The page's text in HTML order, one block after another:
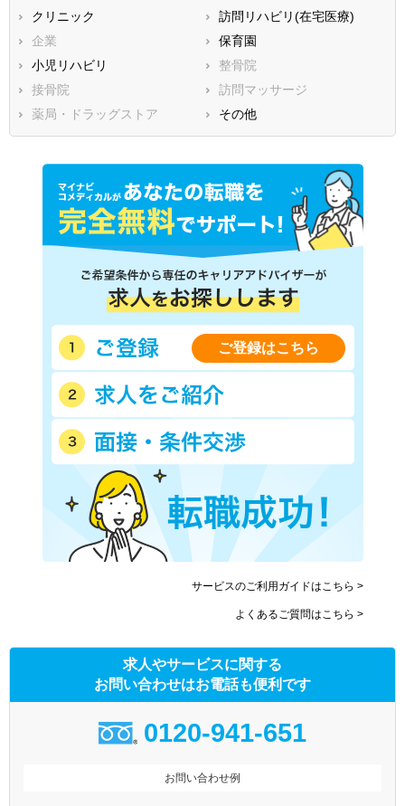
滋賀県
大阪府
兵庫県
鳥取県
広島県
徳島県
香川県
愛媛県
福岡県
佐賀県
長崎県
熊本県
大分県
宮崎県
鹿児島県
沖縄県
クリニック
訪問リハビリ(在宅医療)
企業
保育園
小児リハビリ
整骨院
接骨院
訪問マッサージ
薬局・ドラッグストア
その他
ご登録はこちら
サービスのご利用ガイドはこちら >
よくあるご質問はこちら >
求人やサービスに関する
お問い合わせはお電話も便利です
0120-941-651
お問い合わせ例